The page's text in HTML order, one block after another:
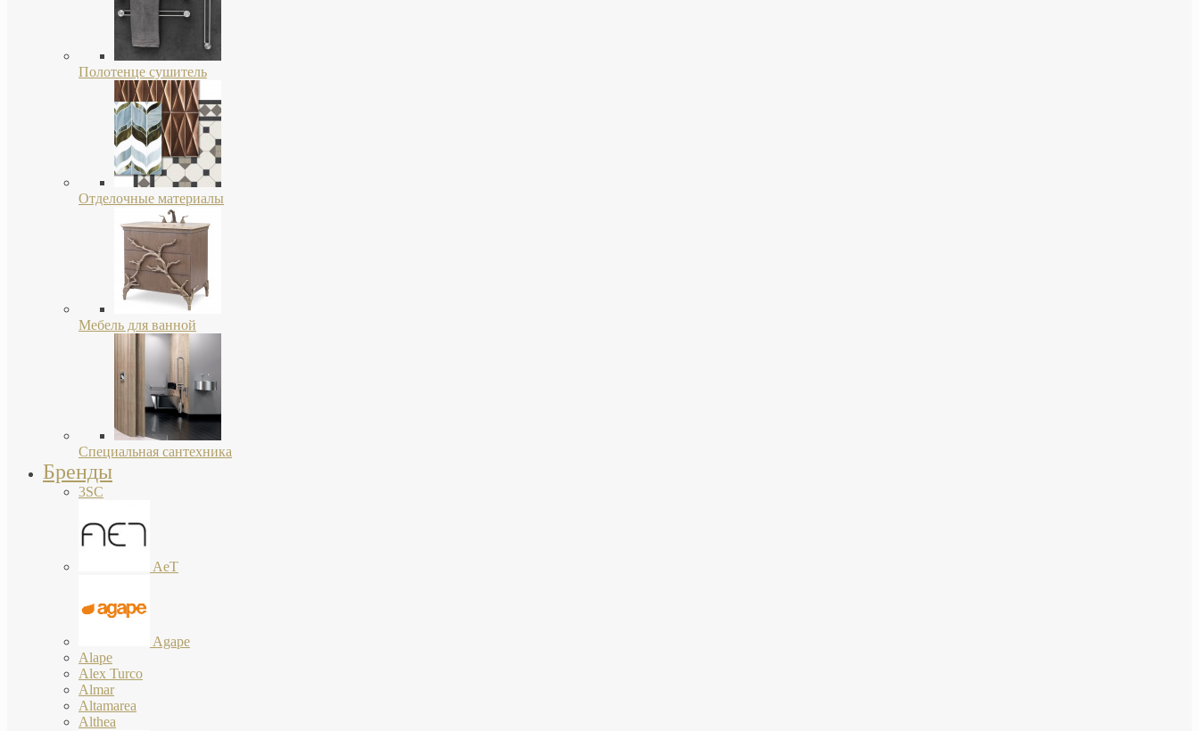
Полотенце сушитель
Отделочные материалы
Мебель для ванной
Специальная сантехника
Бренды
3SC
AeT
Agape
Alape
Alex Turco
Almar
Altamarea
Althea